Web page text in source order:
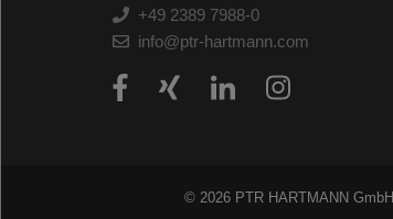
+49 2389 7988-0
info@ptr-hartmann.com
© 2026 PTR HARTMANN GmbH